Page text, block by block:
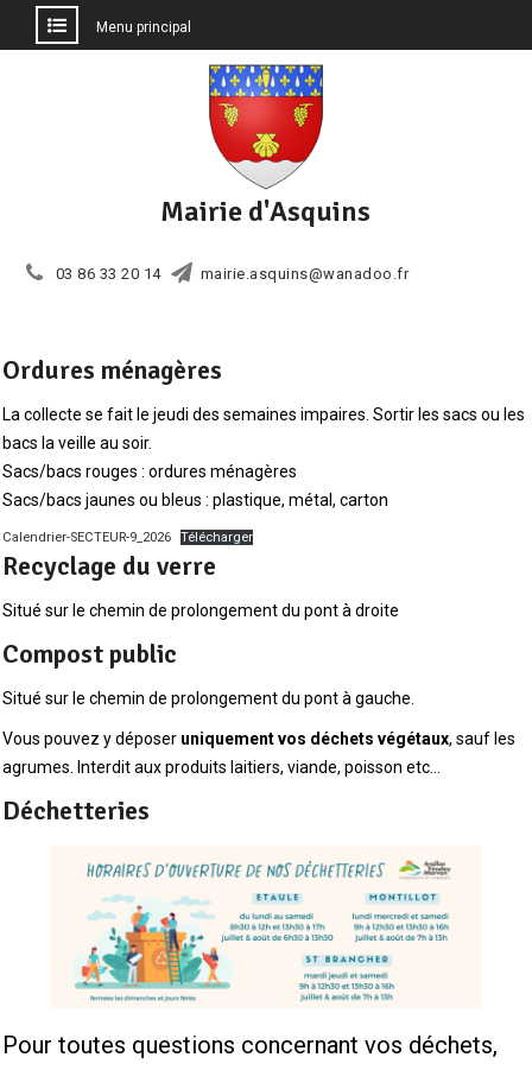
Menu principal
Mairie d'Asquins
03 86 33 20 14 mairie.asquins@wanadoo.fr
Ordures ménagères
La collecte se fait le jeudi des semaines impaires. Sortir les sacs ou les
bacs la veille au soir.
Sacs/bacs rouges : ordures ménagères
Sacs/bacs jaunes ou bleus : plastique, métal, carton
Calendrier-SECTEUR-9_2026 Télécharger
Recyclage du verre
Situé sur le chemin de prolongement du pont à droite
Compost public
Situé sur le chemin de prolongement du pont à gauche.
Vous pouvez y déposer uniquement vos déchets végétaux, sauf les
agrumes. Interdit aux produits laitiers, viande, poisson etc…
Déchetteries
Pour toutes questions concernant vos déchets,